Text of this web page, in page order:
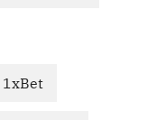
1xBet